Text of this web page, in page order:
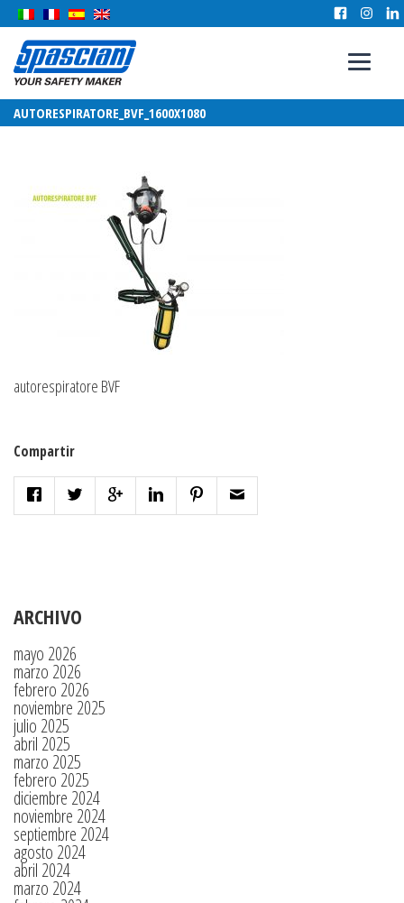
AUTORESPIRATORE_BVF_1600X1080
autorespiratore BVF
Compartir
ARCHIVO
mayo 2026
marzo 2026
febrero 2026
noviembre 2025
julio 2025
abril 2025
marzo 2025
febrero 2025
diciembre 2024
noviembre 2024
septiembre 2024
agosto 2024
abril 2024
marzo 2024